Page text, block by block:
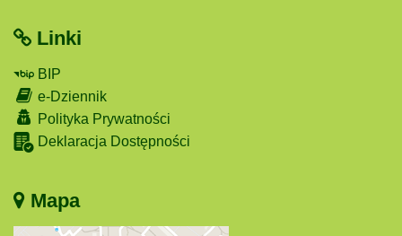
Linki
BIP
e-Dziennik
Polityka Prywatności
Deklaracja Dostępności
Mapa